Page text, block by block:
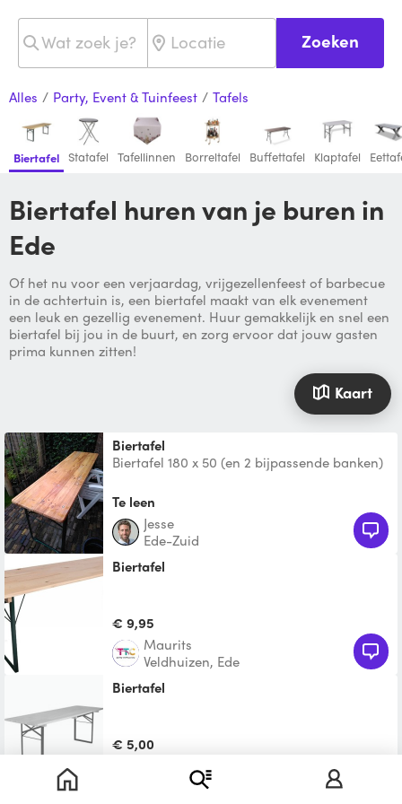
Zoeken
Alles / Party, Event & Tuinfeest / Tafels
Biertafel Statafel Tafellinnen Borreltafel Buffettafel Klaptafel
Biertafel huren van je buren in
Ede
Of het nu voor een verjaardag, vrijgezellenfeest of barbecue
in de achtertuin is, een biertafel maakt van elk evenement
een leuk en gezellig evenement. Huur gemakkelijk en snel een
biertafel bij jou in de buurt, en zorg ervoor dat jouw gasten
prima kunnen zitten!
Kaart
biertafel
Biertafel 180 x 50 (en 2 bijpassende banken)
Te leen
Jesse
Ede-Zuid
Biertafel
€ 9,95
Maurits
Veldhuizen, Ede
Biertafel
€ 5,00
Monique
Wolfheze